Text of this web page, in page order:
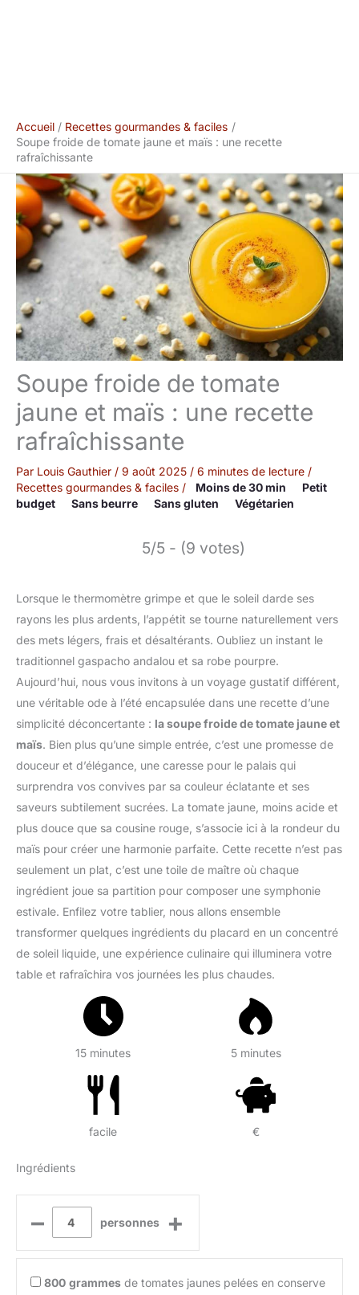
Accueil
Recettes gourmandes & faciles
Soupe froide de tomate jaune et maïs : une recette
rafraîchissante
Soupe froide de tomate
jaune et maïs : une recette
rafraîchissante
Par Louis Gauthier / 9 août 2025 / 6 minutes de lecture /
Recettes gourmandes & faciles / Moins de 30 min
Petit
budget
Sans beurre Sans gluten Végétarien
5/5 - (9 votes)
Lorsque le thermomètre grimpe et que le soleil darde ses
rayons les plus ardents, l’appétit se tourne naturellement vers
des mets légers, frais et désaltérants. Oubliez un instant le
traditionnel gaspacho andalou et sa robe pourpre.
Aujourd’hui, nous vous invitons à un voyage gustatif différent,
une véritable ode à l’été encapsulée dans une recette d’une
simplicité déconcertante : la soupe froide de tomate jaune et
maïs. Bien plus qu’une simple entrée, c’est une promesse de
douceur et d’élégance, une caresse pour le palais qui
surprendra vos convives par sa couleur éclatante et ses
saveurs subtilement sucrées. La tomate jaune, moins acide et
plus douce que sa cousine rouge, s’associe ici à la rondeur du
maïs pour créer une harmonie parfaite. Cette recette n’est pas
seulement un plat, c’est une toile de maître où chaque
ingrédient joue sa partition pour composer une symphonie
estivale. Enfilez votre tablier, nous allons ensemble
transformer quelques ingrédients du placard en un concentré
de soleil liquide, une expérience culinaire qui illuminera votre
table et rafraîchira vos journées les plus chaudes.
15 minutes 5 minutes
facile €
Ingrédients
– personnes +
800 grammes de tomates jaunes pelées en conserve